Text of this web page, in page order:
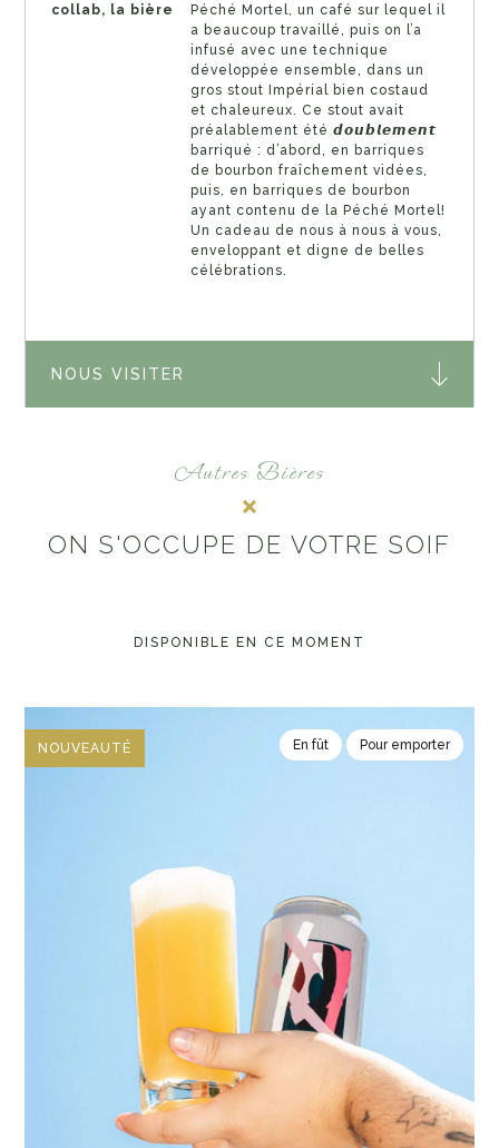
collab, la bière
Péché Mortel, un café sur lequel il
a beaucoup travaillé, puis on l’a
infusé avec une technique
développée ensemble, dans un
gros stout Impérial bien costaud
et chaleureux. Ce stout avait
préalablement été 𝙙𝙤𝙪𝙗𝙡𝙚𝙢𝙚𝙣𝙩
barriqué : d’abord, en barriques
de bourbon fraîchement vidées,
puis, en barriques de bourbon
ayant contenu de la Péché Mortel!
Un cadeau de nous à nous à vous,
enveloppant et digne de belles
célébrations.
NOUS VISITER
Autres Bières
ON S'OCCUPE DE VOTRE SOIF
DISPONIBLE EN CE MOMENT
NOUVEAUTÉ En fût Pour emporter